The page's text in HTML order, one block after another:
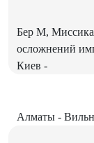
Бер М,
осложнений
Киев -
Алматы -